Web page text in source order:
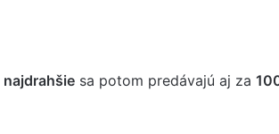
najdrahšie sa potom predávajú aj za